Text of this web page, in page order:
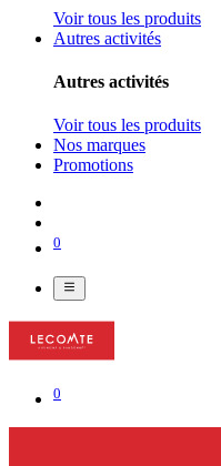
Voir tous les produits
Autres activités
Autres activités
Voir tous les produits
Nos marques
Promotions
0
0